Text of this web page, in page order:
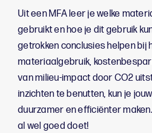
Uit een MFA leer je welke
gebruikt en hoe je dit gebruik
getrokken conclusies helpen bij
materiaalgebruik,
van milieu-impact door CO2
inzichten te benutten, kun je
duurzamer en efficiënter
al wel goed doet!